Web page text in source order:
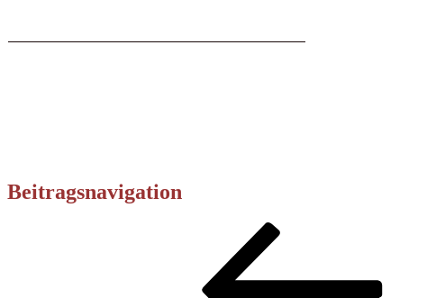
Beitragsnavigation